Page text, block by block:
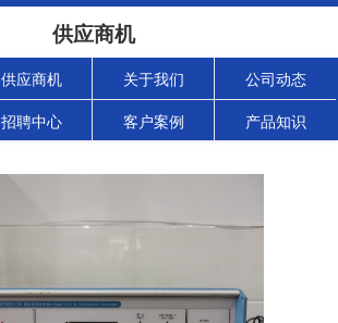
供应商机
供应商机 关于我们 公司动态
招聘中心 客户案例 产品知识